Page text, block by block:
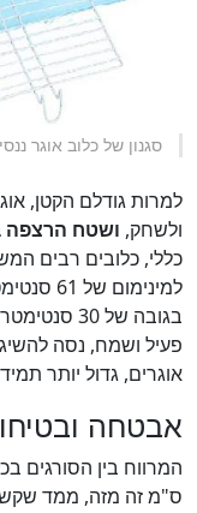
סגנון של כלוב אוגר
למרות גודלם הקטן,
ולשחק, ושטח הרצפה
כללי, כלובים רבים
בגובה של
פעיל ושמח, נסה להשיג
אוגרים, גדול יותר
אבטחה
ס"מ זה מזה, ממד